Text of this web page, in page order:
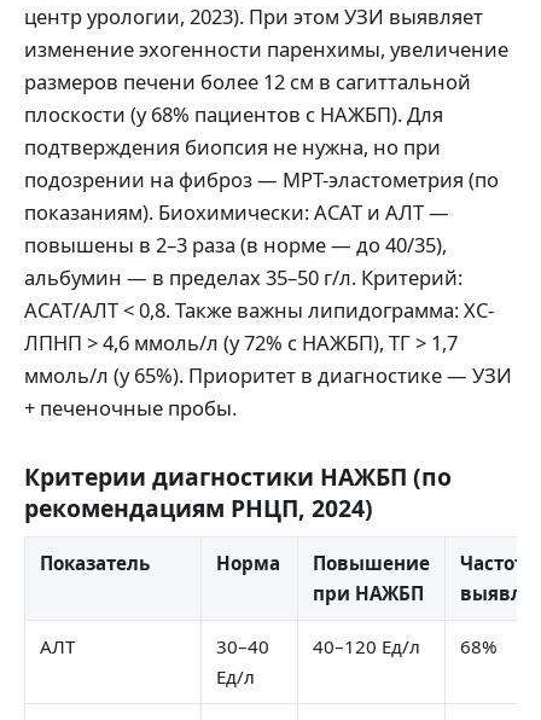
центр урологии, 2023). При этом УЗИ выявляет
изменение эхогенности паренхимы, увеличение
размеров печени более 12 см в сагиттальной
плоскости (у 68% пациентов с НАЖБП). Для
подтверждения биопсия не нужна, но при
подозрении на фиброз — МРТ-эластометрия (по
показаниям). Биохимически: АСАТ и АЛТ —
повышены в 2–3 раза (в норме — до 40/35),
альбумин — в пределах 35–50 г/л. Критерий:
АСАТ/АЛТ < 0,8. Также важны липидограмма: ХС-
ЛПНП > 4,6 ммоль/л (у 72% с НАЖБП), ТГ > 1,7
ммоль/л (у 65%). Приоритет в диагностике — УЗИ
+ печеночные пробы.
Критерии диагностики НАЖБП (по
рекомендациям РНЦП, 2024)
Показатель Норма
Повышение
при НАЖБП
Частота
АЛТ
30–40
Ед/л
40–120 Ед/л 68%